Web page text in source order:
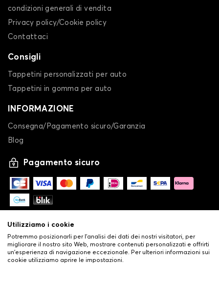
Calze da neve per
NIO
Calze da neve per
Calze da neve per
Calze da neve per
Calze da neve per
Calze da neve per
PORSCHE
Calze da neve per
condizioni generali di vendita
Privacy policy/Cookie policy
Contattaci
Consigli
Tappetini personalizzati per auto
Tappetini in gomma per auto
INFORMAZIONE
Consegna/Pagamento sicuro/Garanzia
Blog
Pagamento sicuro
Utilizziamo i cookie
Potremmo posizionarli per l'analisi dei dati dei nostri visitatori, per
migliorare il nostro sito Web, mostrare contenuti personalizzati e offrirti
un'esperienza di navigazione eccezionale. Per ulteriori informazioni sui
cookie utilizziamo aprire le impostazioni.